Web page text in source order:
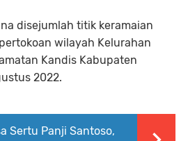
disejumlah titik keramaian
wilayah Kelurahan
Kandis Kabupaten
2022.
Sertu Panji Santoso,